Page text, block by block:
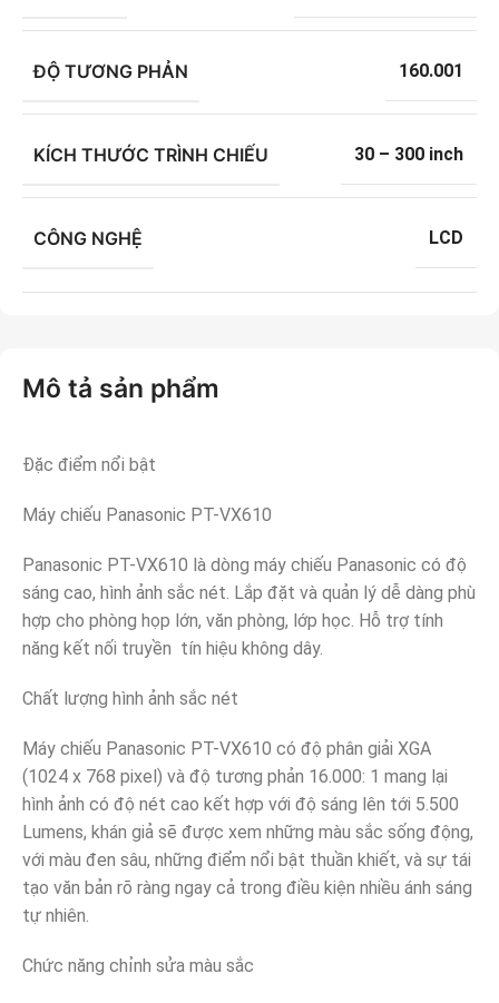
Mô tả sản phẩm
Đặc điểm nổi bật
Máy chiếu Panasonic PT-VX610
Panasonic PT-VX610 là dòng máy chiếu Panasonic có độ
sáng cao, hình ảnh sắc nét. Lắp đặt và quản lý dễ dàng phù
hợp cho phòng họp lớn, văn phòng, lớp học. Hỗ trợ tính
năng kết nối truyền tín hiệu không dây.
Chất lượng hình ảnh sắc nét
Máy chiếu Panasonic PT-VX610 có độ phân giải XGA
(1024 x 768 pixel) và độ tương phản 16.000: 1 mang lại
hình ảnh có độ nét cao kết hợp với độ sáng lên tới 5.500
Lumens, khán giả sẽ được xem những màu sắc sống động,
với màu đen sâu, những điểm nổi bật thuần khiết, và sự tái
tạo văn bản rõ ràng ngay cả trong điều kiện nhiều ánh sáng
tự nhiên.
Chức năng chỉnh sửa màu sắc
ĐỘ TƯƠNG PHẢN 160.001
KÍCH THƯỚC TRÌNH CHIẾU 30 – 300 inch
CÔNG NGHỆ LCD